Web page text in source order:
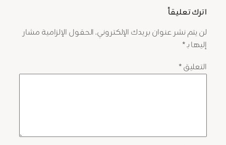
اترك تعليقاً
لن يتم نشر عنوان بريدك الإلكتروني.الحقول الإلزامية مشار
إليها بـ*
التعليق*